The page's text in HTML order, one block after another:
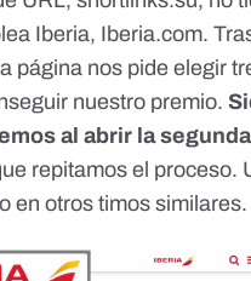
Iberia, Iberia.com.
página nos pide elegir
nuestro premio.
al abrir la
repitamos el proceso.
en otros timos similares.